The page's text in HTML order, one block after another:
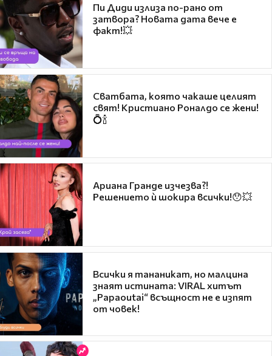
Пи Диди излиза по-рано от
затвора? Новата дата вече е
факт!💥
Сватбата, която чакаше целият
свят! Кристиано Роналдо се жени!
💍🍾
Ариана Гранде изчезва?!
Решението ѝ шокира всички!😯💥
Всички я тананикат, но малцина
знаят истината: VIRAL хитът
„Papaoutai“ всъщност не е изпят
от човек!